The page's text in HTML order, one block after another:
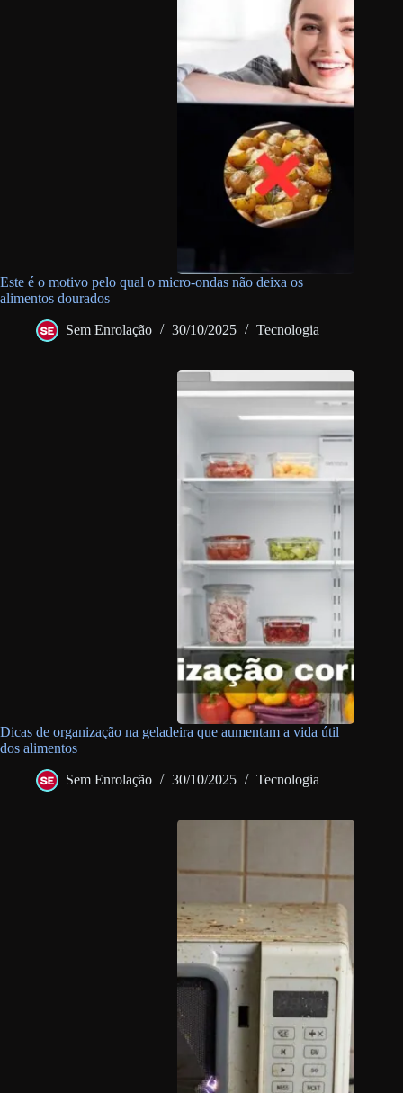
Este é o motivo pelo qual o micro-ondas não deixa os
alimentos dourados
Sem Enrolação 30/10/2025 Tecnologia
Dicas de organização na geladeira que aumentam a vida útil
dos alimentos
Sem Enrolação 30/10/2025 Tecnologia